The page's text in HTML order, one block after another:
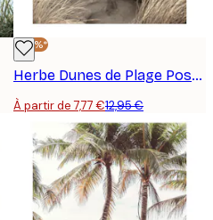
-40%*
Herbe Dunes de Plage Poster
À partir de 7,77 €12,95 €